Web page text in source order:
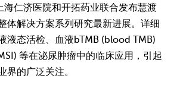
海仁济医院和开拓药业联合发布慧渡
体解决方案系列研究最新进展。详细
液态活检、血液bTMB (blood TMB)
等在泌尿肿瘤中的临床应用，引起
界的广泛关注。